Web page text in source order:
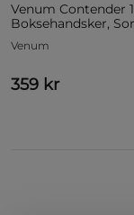
Venum Contender
Boksehandsker,
Venum
359 kr